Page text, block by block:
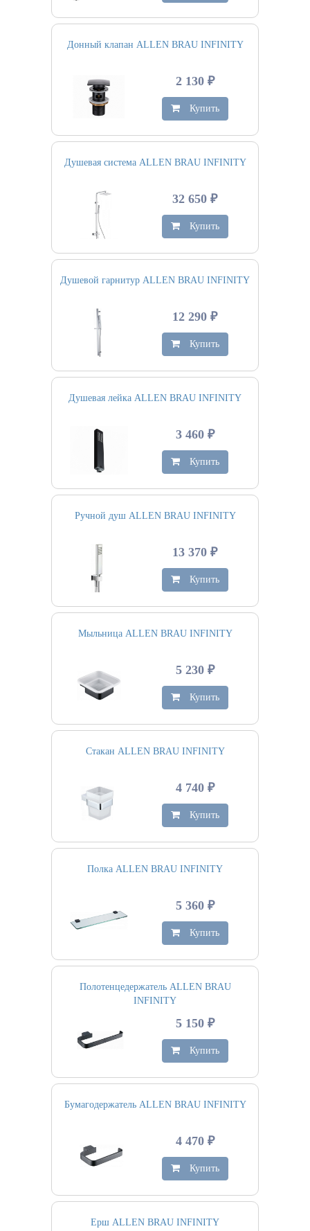
Донный клапан ALLEN BRAU INFINITY
2 130 ₽
Купить
Душевая система ALLEN BRAU INFINITY
32 650 ₽
Купить
Душевой гарнитур ALLEN BRAU INFINITY
12 290 ₽
Купить
Душевая лейка ALLEN BRAU INFINITY
3 460 ₽
Купить
Ручной душ ALLEN BRAU INFINITY
13 370 ₽
Купить
Мыльница ALLEN BRAU INFINITY
5 230 ₽
Купить
Стакан ALLEN BRAU INFINITY
4 740 ₽
Купить
Полка ALLEN BRAU INFINITY
5 360 ₽
Купить
Полотенцедержатель ALLEN BRAU
INFINITY
5 150 ₽
Купить
Бумагодержатель ALLEN BRAU INFINITY
4 470 ₽
Купить
Ерш ALLEN BRAU INFINITY